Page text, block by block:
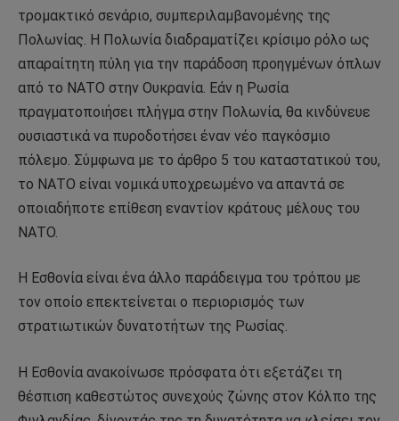
τρομακτικό σενάριο, συμπεριλαμβανομένης της
Πολωνίας. Η Πολωνία διαδραματίζει κρίσιμο ρόλο ως
απαραίτητη πύλη για την παράδοση προηγμένων όπλων
από το ΝΑΤΟ στην Ουκρανία. Εάν η Ρωσία
πραγματοποιήσει πλήγμα στην Πολωνία, θα κινδύνευε
ουσιαστικά να πυροδοτήσει έναν νέο παγκόσμιο
πόλεμο. Σύμφωνα με το άρθρο 5 του καταστατικού του,
το ΝΑΤΟ είναι νομικά υποχρεωμένο να απαντά σε
οποιαδήποτε επίθεση εναντίον κράτους μέλους του
ΝΑΤΟ.
Η Εσθονία είναι ένα άλλο παράδειγμα του τρόπου με
τον οποίο επεκτείνεται ο περιορισμός των
στρατιωτικών δυνατοτήτων της Ρωσίας.
Η Εσθονία ανακοίνωσε πρόσφατα ότι εξετάζει τη
θέσπιση καθεστώτος συνεχούς ζώνης στον Κόλπο της